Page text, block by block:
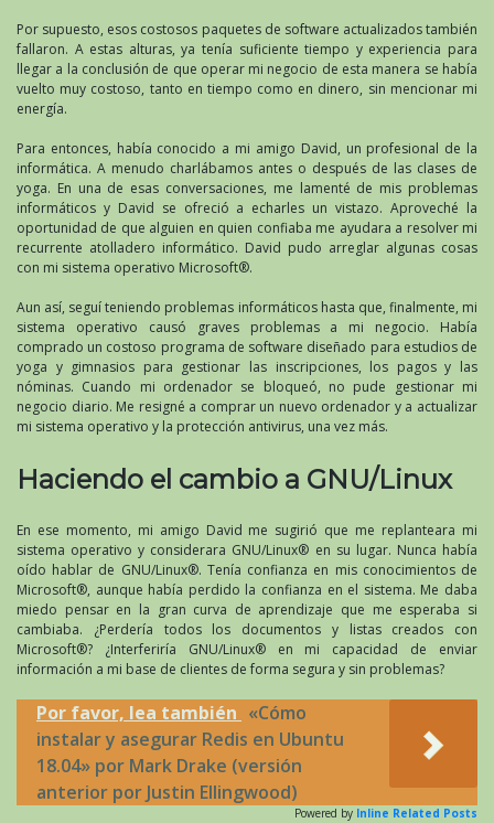
Por supuesto, esos costosos paquetes de software actualizados también
fallaron. A estas alturas, ya tenía suficiente tiempo y experiencia para
llegar a la conclusión de que operar mi negocio de esta manera se había
vuelto muy costoso, tanto en tiempo como en dinero, sin mencionar mi
energía.
Para entonces, había conocido a mi amigo David, un profesional de la
informática. A menudo charlábamos antes o después de las clases de
yoga. En una de esas conversaciones, me lamenté de mis problemas
informáticos y David se ofreció a echarles un vistazo. Aproveché la
oportunidad de que alguien en quien confiaba me ayudara a resolver mi
recurrente atolladero informático. David pudo arreglar algunas cosas
con mi sistema operativo Microsoft®.
Aun así, seguí teniendo problemas informáticos hasta que, finalmente, mi
sistema operativo causó graves problemas a mi negocio. Había
comprado un costoso programa de software diseñado para estudios de
yoga y gimnasios para gestionar las inscripciones, los pagos y las
nóminas. Cuando mi ordenador se bloqueó, no pude gestionar mi
negocio diario. Me resigné a comprar un nuevo ordenador y a actualizar
mi sistema operativo y la protección antivirus, una vez más.
Haciendo el cambio a GNU/Linux
En ese momento, mi amigo David me sugirió que me replanteara mi
sistema operativo y considerara GNU/Linux® en su lugar. Nunca había
oído hablar de GNU/Linux®. Tenía confianza en mis conocimientos de
Microsoft®, aunque había perdido la confianza en el sistema. Me daba
miedo pensar en la gran curva de aprendizaje que me esperaba si
cambiaba. ¿Perdería todos los documentos y listas creados con
Microsoft®? ¿Interferiría GNU/Linux® en mi capacidad de enviar
información a mi base de clientes de forma segura y sin problemas?
Por favor, lea también «Cómo
instalar y asegurar Redis en Ubuntu
18.04» por Mark Drake (versión
anterior por Justin Ellingwood)
Powered by Inline Related Posts